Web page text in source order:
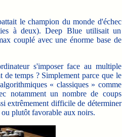
le champion du monde d'échec
à deux). Deep Blue utilisait un
couplé avec une énorme base de
s'imposer face au multiple
temps ? Simplement parce que le
« classiques » comme
notamment un nombre de coups
extrêmement difficile de déterminer
plutôt favorable aux noirs.